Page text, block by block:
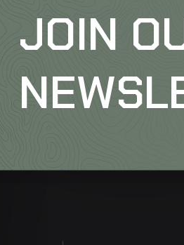
JOIN